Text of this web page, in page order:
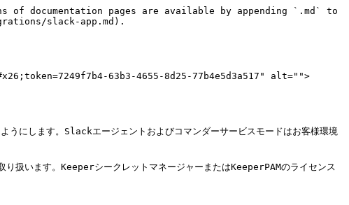
},
      {
        "command": "/keeper-request-folder",
        "description": "Request access to a Keeper folder",
        "usage_hint": "\"Folder UID or Description\" Justification message or ticket number",
        "should_escape": false
      },
      {
        "command": "/keeper-one-time-share",
        "description": "Request a one-time share link to a Keeper record",
        "usage_hint": "\"Record UID or Description\" Justification message or ticket number",
        "should_escape": false
      },
      {
        "command": "/keeper-create-secret",
        "description": "Create a new secret record in a shared folder",
        "usage_hint": "Opens a form to select your shared folder and create a record",
        "should_escape": false
      }
    ]
  },
  "oauth_config": {
    "scopes": {
      "bot": [
        "chat:write",
        "commands",
        "im:write",
        "users:read",
        "channels:read",
        "users:read.email"
      ]
    }
  },
  "settings": {
    "event_subscriptions": {
      "bot_events": [
        "app_home_opened"
      ]
    },
    "interactivity": {
      "is_enabled": true
    },
    "org_deploy_enabled": false,
    "socket_mode_enabled": true,
    "token_rotation_enabled": false
  }
}
```

{% endcode %}

* Slackアプリの設定内容を確認し、アプリを作成します。
* **\[Basic Information]** (基本情報) → **\[Display Information]** (表示情報) に移動し、アプリのプロフィール画像としてKeeperのアイコンをアップロードします。以下に、使用可能な512×512サイズのKeeperアイコンを掲載しています。ダウンロードしてご利用ください。
* 画面左側のメニューで、**\[Basic Information]** (基本情報) → **\[App-Level Tokens]** (アプリレベルトークン) → **\[Generate Token and Scopes]** (トークンとスコープを生成) をクリックします。「keeper-slack-app」という名前でアプリレベルトークンを作成し、スコープに `connections:write` を指定します。生成したトークンは、次の手順で「App Token」として使用するため保存してください。

<figure><img src="https://859776093-files.gitbook.io/~/files/v0/b/gitbook-x-prod.appspot.com/o/spaces%2FPL6k1aGsLiFiiJ3Y7zCl%2Fuploads%2Fb8bT1TE1ygH6jgbdkWgo%2Fimage.png?alt=media&#x26;token=64bf044e-aff6-47c9-915c-43b7f400a60f" alt=""><figcaption></figcaption></figure>

* 画面左側のメニューで、**\[Install App]** (アプリをインストール) をクリックします。**\[Install to Workspace]** (ワークスペースにインストール) をクリックし、表示される確認画面でインストールを実行します。その後、次の手順で使用するために**Bot User OAuthトークン**を保存します。

<figure><img src="https://859776093-files.gitbook.io/~/files/v0/b/gitbook-x-prod.appspot.com/o/spaces%2FPL6k1aGsLiFiiJ3Y7zCl%2Fuploads%2Fr0ya2SswKizr1ewBex6r%2Fimage.png?alt=media&#x26;token=ab4e2ff6-1032-4382-88f6-1f7d91766dbc" alt=""><figcaption></figcaption></figure>

アプリを作成後、以下の認証情報を取得します。

以下は表形式です。

| 認証情報           | 取得場所                                                                                          |
| -------------- | --------------------------------------------------------------------------------------------- |
| App Token      | **\[Basic Information]** (基本情報) → **\[App-Level Tokens]** (アプリレベルトークン) → **\[Generate]** (生成) |
| Bot Token      | **\[OAuth & Permissions]** (OAuthと権限) → **\[Bot User OAuth Token]** (BotユーザーOAuthトークン)        |
| Signing Secret | **\[Basic Information]** (基本情報) → **\[App Credentials]** (アプリ認証情報)                            |

{% hint style="info" %}
生成した**App Token**、**Bot Token**、および**Signing Secret**は、手順4で使用するため保存してください。
{% endhint %}

### 2. 承認用チャネルの作成 <a href="#step-2.-create-approvals-channel" id="step-2.-create-approvals-channel"></a>

* Slackワークスペース内で、プライベートチャネル (例: `#keeper-vault-approvers`) を作成します。
* 作成した承認用チャネルにKeeperボットを招待します。
  * **方法1**\
    承認用チャネル内で、次のコマンドを入力します。\
    /invite @Keeper Security
  * **方法2**\
    チャネル名をクリック → **\[Settings]** (設定) → **\[Integrations]** (インテグレーション) → **\[Add an App]** (アプリを追加) → 「Keeper Security」を検索 → **\[Add]** (追加)
* 最後に、チャネルIDをコピーします。
  * チャネルを右クリック → **\[View channel details]** (チャネルの詳細を表示) → 画面下部のIDをコピーします。

<figure><img src="https://859776093-files.gitbook.io/~/files/v0/b/gitbook-x-prod.appspot.com/o/spaces%2FPL6k1aGsLiFiiJ3Y7zCl%2Fuploads%2FWGpVNStNmJ93xb6DZlYn%2Fimage.png?alt=media&#x26;token=a7e11250-9cd3-4eca-8c1a-ee880e896193" alt=""><figcaption></figcapti